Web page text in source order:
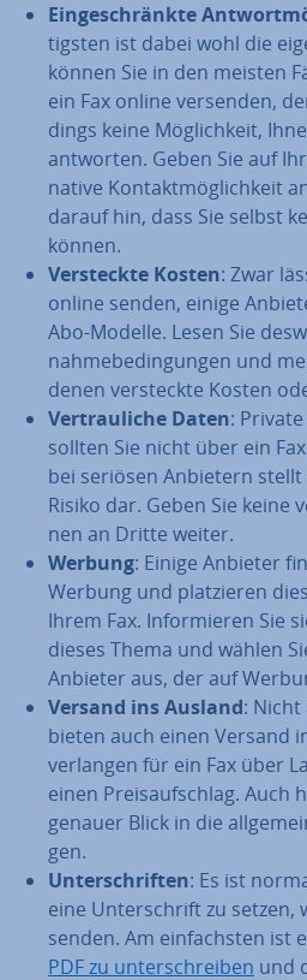
Ein­ge­schränk­te
tigs­ten ist dabei wohl die
können Sie in den meisten
ein Fax online versenden,
dings keine Mög­lich­keit,
antworten. Geben Sie auf
na­ti­ve Kon­takt­mög­lich­keit
darauf hin, dass Sie selbst
können.
Ver­steck­te Kosten: Zwar
online senden, einige
Abo-Modelle. Lesen Sie
nah­me­be­din­gun­gen und
denen ver­steck­te Kosten
Ver­trau­li­che Daten:
sollten Sie nicht über ein
bei seriösen Anbietern
Risiko dar. Geben Sie
nen an Dritte weiter.
Werbung: Einige Anbieter
Werbung und plat­zie­ren
Ihrem Fax. In­for­mie­ren Sie
dieses Thema und wählen
Anbieter aus, der auf
Versand ins Ausland: Nicht
bieten auch einen Versand
verlangen für ein Fax über
einen Preis­auf­schlag. Auch
genauer Blick in die
gen.
Un­ter­schrif­ten: Es ist
eine Un­ter­schrift zu setzen,
senden. Am ein­fachs­ten ist
PDF zu un­ter­schrei­ben und